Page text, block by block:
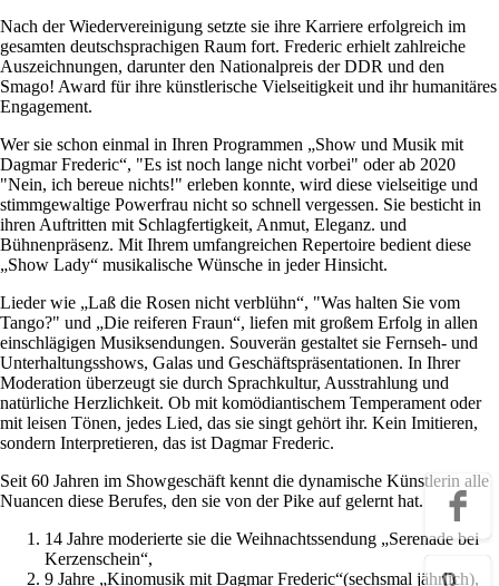
Nach der Wiedervereinigung setzte sie ihre Karriere erfolgreich im
gesamten deutschsprachigen Raum fort. Frederic erhielt zahlreiche
Auszeichnungen, darunter den Nationalpreis der DDR und den
Smago! Award für ihre künstlerische Vielseitigkeit und ihr humanitäres
Engagement.
Wer sie schon einmal in Ihren Programmen „Show und Musik mit
Dagmar Frederic“, "Es ist noch lange nicht vorbei" oder ab 2020
"Nein, ich bereue nichts!" erleben konnte, wird diese vielseitige und
stimmgewaltige Powerfrau nicht so schnell vergessen. Sie besticht in
ihren Auftritten mit Schlagfertigkeit, Anmut, Eleganz. und
Bühnenpräsenz. Mit Ihrem umfangreichen Repertoire bedient diese
„Show Lady“ musikalische Wünsche in jeder Hinsicht.
Lieder wie „Laß die Rosen nicht verblühn“, "Was halten Sie vom
Tango?" und „Die reiferen Fraun“, liefen mit großem Erfolg in allen
einschlägigen Musiksendungen. Souverän gestaltet sie Fernseh- und
Unterhaltungsshows, Galas und Geschäftspräsentationen. In Ihrer
Moderation überzeugt sie durch Sprachkultur, Ausstrahlung und
natürliche Herzlichkeit. Ob mit komödiantischem Temperament oder
mit leisen Tönen, jedes Lied, das sie singt gehört ihr. Kein Imitieren,
sondern Interpretieren, das ist Dagmar Frederic.
Seit 60 Jahren im Showgeschäft kennt die dynamische Künstlerin alle
Nuancen diese Berufes, den sie von der Pike auf gelernt hat.
14 Jahre moderierte sie die Weihnachtssendung „Serenade bei
Kerzenschein“,
9 Jahre „Kinomusik mit Dagmar Frederic“(sechsmal jährlich),